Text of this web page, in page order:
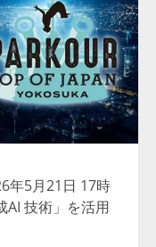
年5月21日 17時
AI 技術」を活用